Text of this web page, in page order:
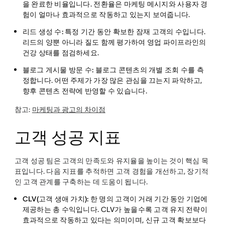
을 완료한 비율입니다. 전환율은 마케팅 메시지와 사용자 경
험이 얼마나 효과적으로 작동하고 있는지 보여줍니다.
리드 생성 수:특정 기간 동안 확보한 잠재 고객의 수입니다.
리드의 양뿐 아니라 질도 함께 평가하여 영업 파이프라인의
건강 상태를 점검하세요.
블로그 게시물 방문 수: 블로그 콘텐츠의 개별 조회 수를 측
정합니다. 어떤 주제가 가장 많은 관심을 끄는지 파악하고,
향후 콘텐츠 전략에 반영할 수 있습니다.
참고: 마케팅과 광고의 차이점
고객 성공 지표
고객 성공 팀은 고객의 만족도와 유지율을 높이는 것이 핵심 목
표입니다. 다음 지표를 추적하면 고객 경험을 개선하고, 장기적
인 고객 관계를 구축하는 데 도움이 됩니다.
CLV(고객 생애 가치): 한 명의 고객이 거래 기간 동안 기업에
제공하는 총 수익입니다. CLV가 높을수록 고객 유지 전략이
효과적으로 작동하고 있다는 의미이며, 신규 고객 확보보다